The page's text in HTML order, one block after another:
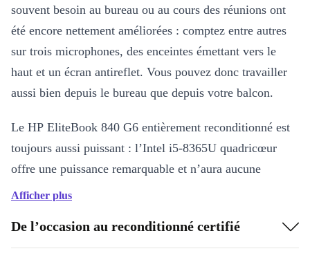
souvent besoin au bureau ou au cours des réunions ont
été encore nettement améliorées : comptez entre autres
sur trois microphones, des enceintes émettant vers le
haut et un écran antireflet. Vous pouvez donc travailler
aussi bien depuis le bureau que depuis votre balcon.
Le HP EliteBook 840 G6 entièrement reconditionné est
toujours aussi puissant : l’Intel i5-8365U quadricœur
offre une puissance remarquable et n’aura aucune
difficulté à traiter les listes Excel les plus complexes.
Raffiné, léger, fin
En bref : compact. Malgré un clavier de taille normale et
Afficher plus
De l’occasion au reconditionné certifié